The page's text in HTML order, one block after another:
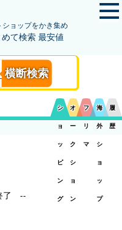
ショップをかき集め
めて検索 最安値
横断検索
シ
ョ
ッ
ピ
ン
グ
オ
ー
ク
シ
ョ
ン
フ
リ
マ
海
外
シ
ョ
ッ
プ
履
歴
了 --